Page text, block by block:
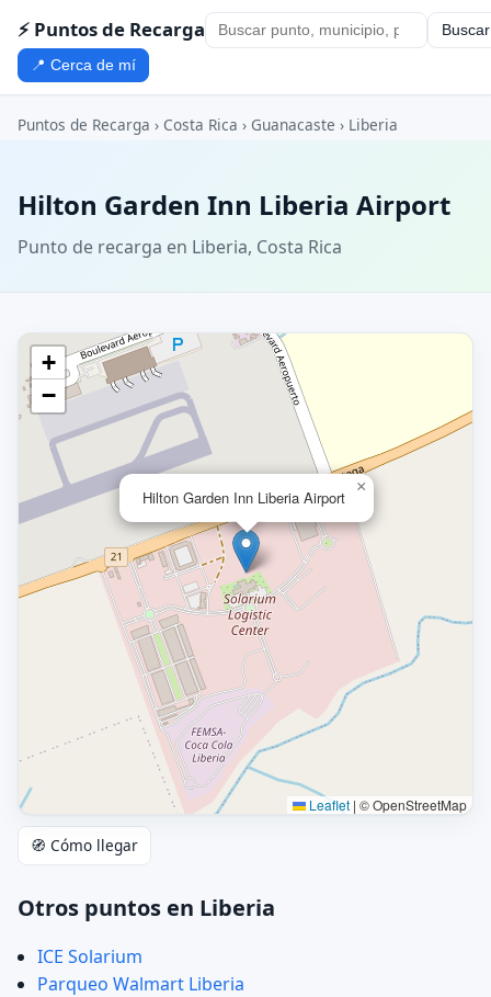
⚡ Puntos de Recarga Buscar
📍 Cerca de mí
Puntos de Recarga › Costa Rica › Guanacaste › Liberia
Hilton Garden Inn Liberia Airport
Punto de recarga en Liberia, Costa Rica
Hilton Garden Inn Liberia Airport
×
+
−
Leaflet | © OpenStreetMap
🧭 Cómo llegar
Otros puntos en Liberia
ICE Solarium
Parqueo Walmart Liberia